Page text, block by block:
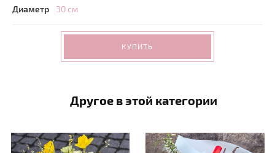
Диаметр
30 см
КУПИТЬ
Другое в этой категории